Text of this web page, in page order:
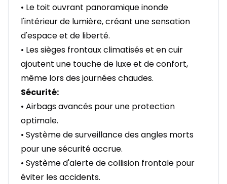
• Le toit ouvrant panoramique inonde
l'intérieur de lumière, créant une sensation
d'espace et de liberté.
• Les sièges frontaux climatisés et en cuir
ajoutent une touche de luxe et de confort,
même lors des journées chaudes.
Sécurité:
• Airbags avancés pour une protection
optimale.
• Système de surveillance des angles morts
pour une sécurité accrue.
• Système d'alerte de collision frontale pour
éviter les accidents.